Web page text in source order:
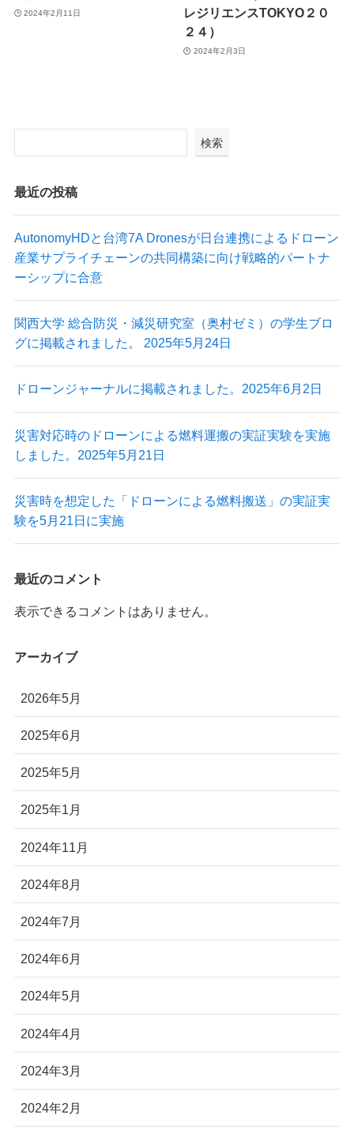
2024年2月11日
レジリエンスTOKYO２０
２４）
2024年2月3日
検索
最近の投稿
AutonomyHDと台湾7A Dronesが日台連携によるドローン
産業サプライチェーンの共同構築に向け戦略的パートナ
ーシップに合意
関西大学 総合防災・減災研究室（奥村ゼミ）の学生ブロ
グに掲載されました。 2025年5月24日
ドローンジャーナルに掲載されました。2025年6月2日
災害対応時のドローンによる燃料運搬の実証実験を実施
しました。2025年5月21日
災害時を想定した「ドローンによる燃料搬送」の実証実
験を5月21日に実施
最近のコメント
表示できるコメントはありません。
アーカイブ
2026年5月
2025年6月
2025年5月
2025年1月
2024年11月
2024年8月
2024年7月
2024年6月
2024年5月
2024年4月
2024年3月
2024年2月